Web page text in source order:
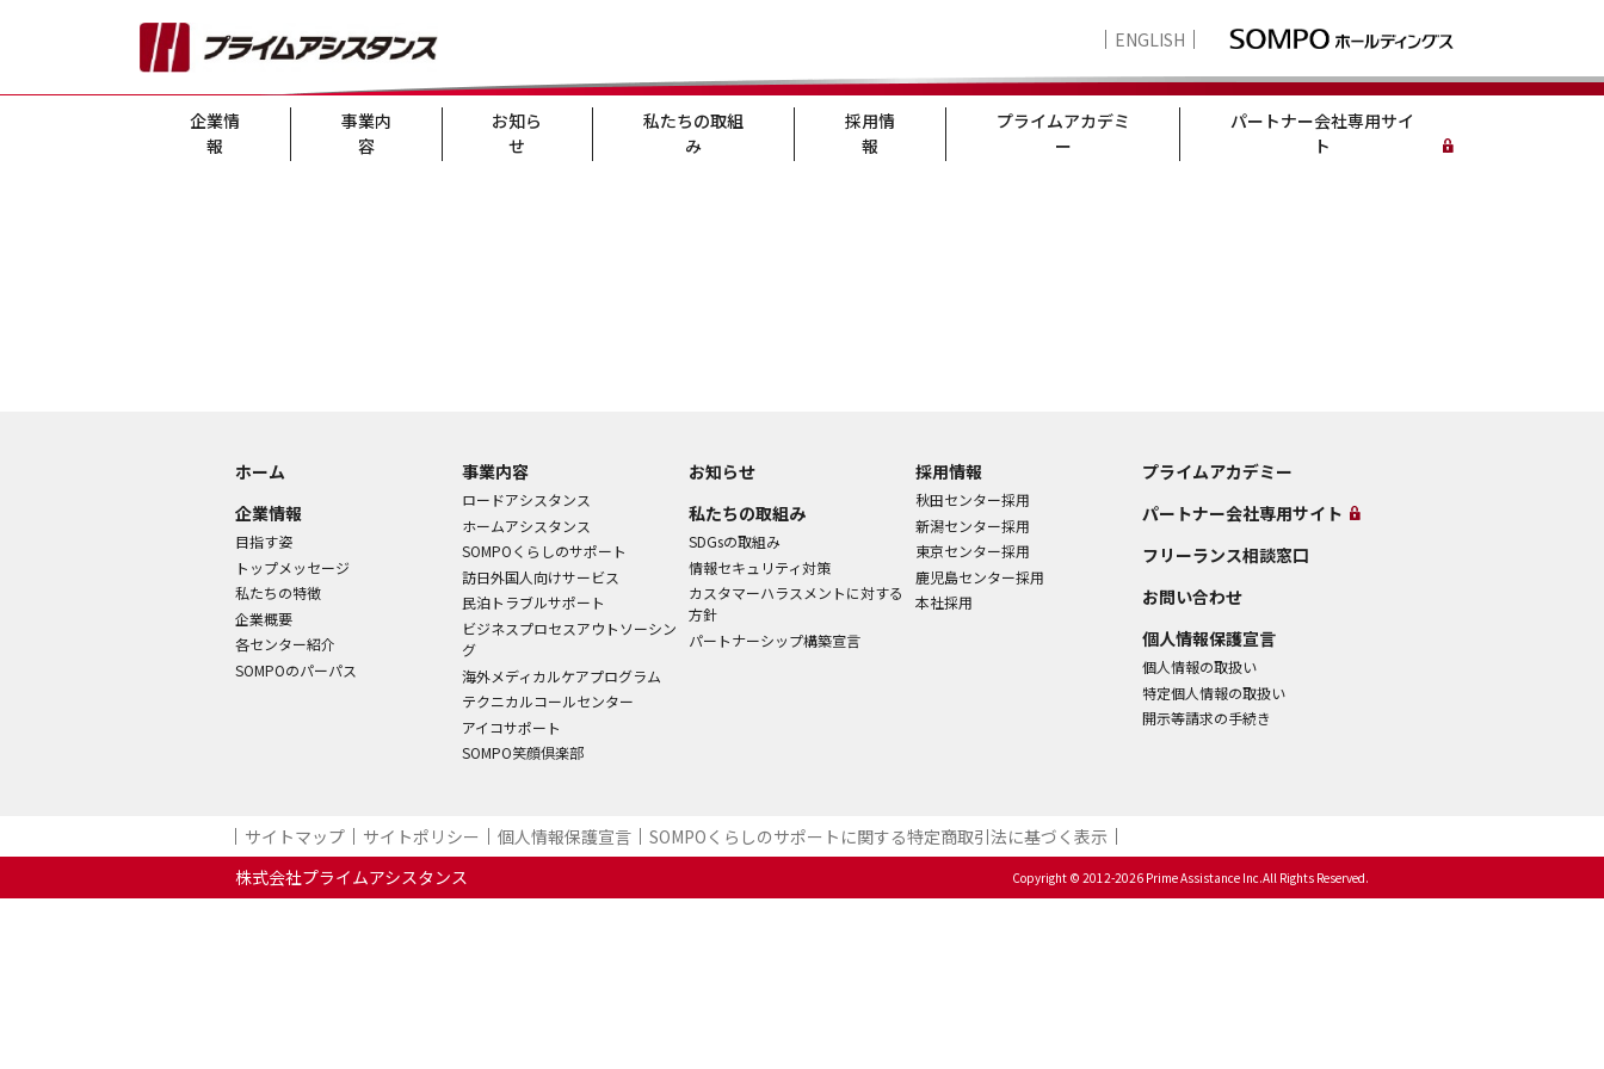
ENGLISH
企業情
報
事業内
容
お知ら
せ
私たちの取組
み
採用情
報
プライムアカデミ
ー
パートナー会社専用サイ
ト
ホーム
企業情報
目指す姿
トップメッセージ
私たちの特徴
企業概要
各センター紹介
SOMPOのパーパス
事業内容
ロードアシスタンス
ホームアシスタンス
SOMPOくらしのサポート
訪日外国人向けサービス
民泊トラブルサポート
ビジネスプロセスアウトソーシン
グ
海外メディカルケアプログラム
テクニカルコールセンター
アイコサポート
SOMPO笑顔倶楽部
お知らせ
私たちの取組み
SDGsの取組み
情報セキュリティ対策
カスタマーハラスメントに対する
方針
パートナーシップ構築宣言
採用情報
秋田センター採用
新潟センター採用
東京センター採用
鹿児島センター採用
本社採用
プライムアカデミー
パートナー会社専用サイト
フリーランス相談窓口
お問い合わせ
個人情報保護宣言
個人情報の取扱い
特定個人情報の取扱い
開示等請求の手続き
サイトマップ サイトポリシー 個人情報保護宣言
SOMPOくらしのサポート​に関する特定商取引法に基づく表示​
株式会社プライムアシスタンス
Copyright © 2012-2026 Prime Assistance Inc.All Rights Reserved.